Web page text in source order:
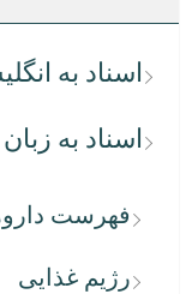
اسناد به
اسناد به
فهرست
رژیم غذایی